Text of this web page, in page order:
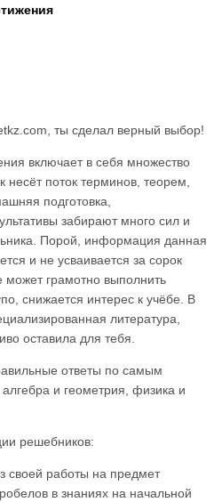
ты сделал верный выбор!
включает в себя множество
поток терминов, теорем,
подготовка,
забирают много сил и
Порой, информация данная
и не усваивается за сорок
может грамотно выполнить
снижается интерес к учёбе. В
литература,
оставила для тебя.
ответы по самым
и геометрия, физика и
решебников:
своей работы на предмет
в знаниях на начальной